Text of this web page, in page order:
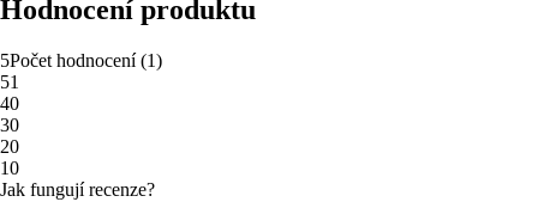
Hodnocení produktu
5Počet hodnocení(1)
51
40
30
20
10
Jak fungují recenze?